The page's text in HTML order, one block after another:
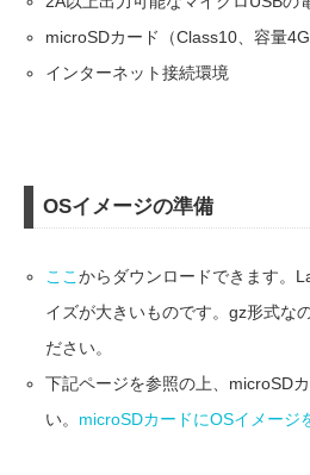
microSDカード（Class10、容量
インターネット接続環境
OSイメージの準備
ここからダウンロードできます。
イズが大きいものです。gz形式な
ださい。
下記ページを参照の上、microSD
い。 microSDカードにOSイメージ